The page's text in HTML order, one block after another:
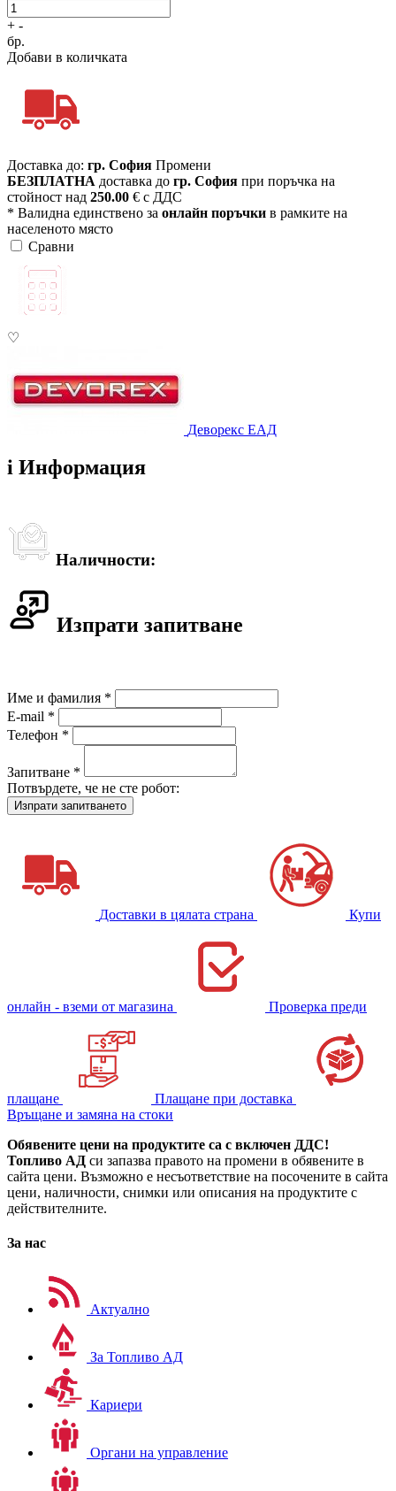
+ -
бр.
Добави в количката
Доставка до: гр. София Промени
БЕЗПЛАТНА доставка до гр. София при поръчка на
стойност над 250.00 € с ДДС
* Валидна единствено за онлайн поръчки в рамките на
населеното място
Сравни
♡
Деворекс ЕАД
i Информация
Наличности:
Изпрати запитване
Име и фамилия *
E-mail *
Телефон *
Запитване *
Потвърдете, че не сте робот:
Доставки в цялата страна Купи
онлайн - вземи от магазина Проверка преди
плащане
Плащане при доставка
Връщане и замяна на стоки
Обявените цени на продуктите са с включен ДДС!
Топливо АД си запазва правото на промени в обявените в
сайта цени. Възможно е несъответствие на посочените в сайта
цени, наличности, снимки или описания на продуктите с
действителните.
За нас
Актуално
За Топливо АД
Кариери
Органи на управление